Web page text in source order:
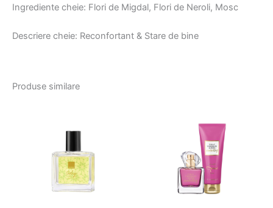
Ingrediente cheie: Flori de Migdal, Flori de Neroli, Mosc
Descriere cheie: Reconfortant & Stare de bine
Produse similare